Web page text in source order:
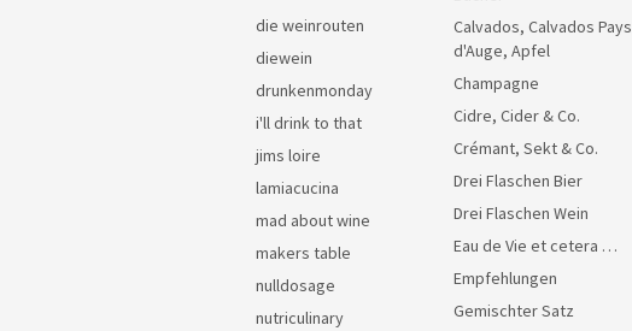
die weinrouten
diewein
drunkenmonday
i'll drink to that
jims loire
lamiacucina
mad about wine
makers table
nulldosage
nutriculinary
Calvados, Calvados Pays
d'Auge, Apfel
Champagne
Cidre, Cider & Co.
Crémant, Sekt & Co.
Drei Flaschen Bier
Drei Flaschen Wein
Eau de Vie et cetera …
Empfehlungen
Gemischter Satz